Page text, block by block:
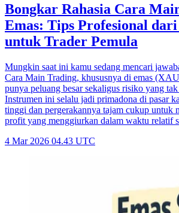
Bongkar Rahasia Cara
Emas: Tips Profesional
untuk Trader Pemula
Mungkin saat ini kamu sedang mencari
Cara Main Trading, khususnya di emas
punya peluang besar sekaligus risiko yang
Instrumen ini selalu jadi primadona di pasar
tinggi dan pergerakannya tajam cukup untuk
profit yang menggiurkan dalam waktu relatif
4 Mar 2026 04.43 UTC